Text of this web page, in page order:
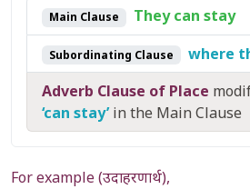
Main Clause They can stay
Subordinating Clause
where
Adverb Clause of Place
‘can stay’in the Main Clause
For example (उदाहरणार्थ),